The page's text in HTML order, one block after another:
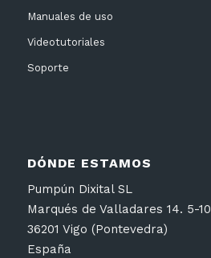
Manuales de uso
Videotutoriales
Soporte
DÓNDE ESTAMOS
Pumpún Dixital SL
Marqués de Valladares 14. 5-10
36201 Vigo (Pontevedra)
España